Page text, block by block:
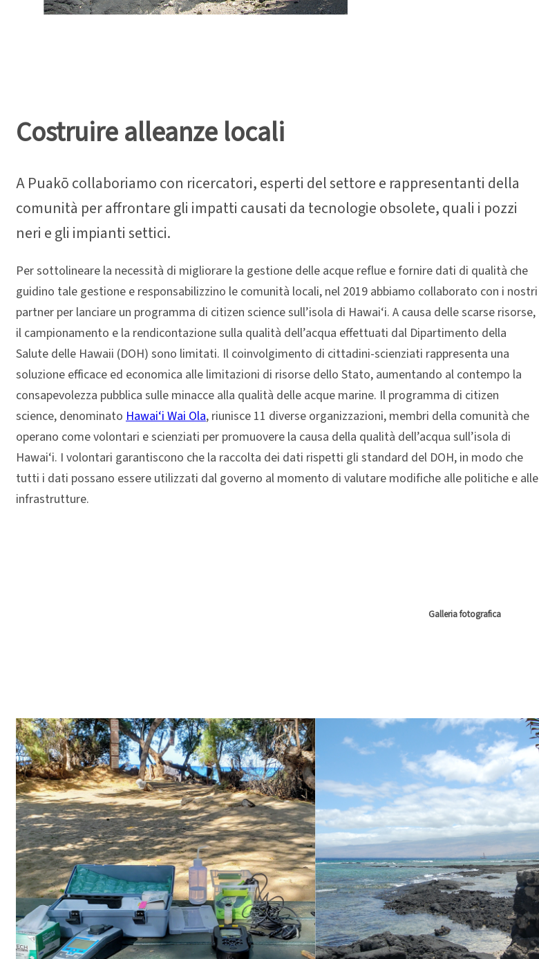
Costruire alleanze locali
A Puakō collaboriamo con ricercatori, esperti del settore e rappresentanti della
comunità per affrontare gli impatti causati da tecnologie obsolete, quali i pozzi
neri e gli impianti settici.
Per sottolineare la necessità di migliorare la gestione delle acque reflue e fornire dati di qualità che
guidino tale gestione e responsabilizzino le comunità locali, nel 2019 abbiamo collaborato con i nostri
partner per lanciare un programma di citizen science sull’isola di Hawai‘i. A causa delle scarse risorse,
il campionamento e la rendicontazione sulla qualità dell’acqua effettuati dal Dipartimento della
Salute delle Hawaii (DOH) sono limitati. Il coinvolgimento di cittadini-scienziati rappresenta una
soluzione efficace ed economica alle limitazioni di risorse dello Stato, aumentando al contempo la
consapevolezza pubblica sulle minacce alla qualità delle acque marine. Il programma di citizen
science, denominato Hawai‘i Wai Ola, riunisce 11 diverse organizzazioni, membri della comunità che
operano come volontari e scienziati per promuovere la causa della qualità dell’acqua sull’isola di
Hawai‘i. I volontari garantiscono che la raccolta dei dati rispetti gli standard del DOH, in modo che
tutti i dati possano essere utilizzati dal governo al momento di valutare modifiche alle politiche e alle
infrastrutture.
Galleria fotografica